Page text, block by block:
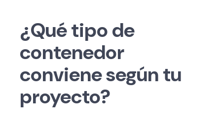
¿Qué tipo de
contenedor
conviene según tu
proyecto?